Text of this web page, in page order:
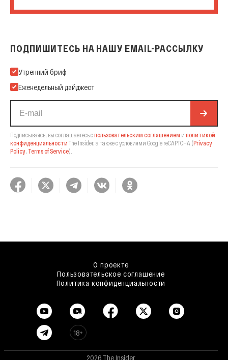
ПОДПИШИТЕСЬ НА НАШУ EMAIL-РАССЫЛКУ
Подпишитесь на нашу Email-рассылку
Утренний бриф
Еженедельный дайджест
Подписываясь, вы соглашаетесь спользовательским соглашением и политикой
конфиденциальности The Insider, а также с условиями Google reCAPTCHA (Privacy
Policy Terms of Service).
О проекте
Пользовательское соглашение
Политика конфиденциальности
18+
2026 The Insider